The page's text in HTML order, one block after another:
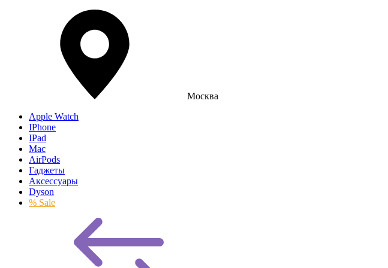
Москва
Apple Watch
IPhone
IPad
Mac
AirPods
Гаджеты
Аксессуары
Dyson
% Sale